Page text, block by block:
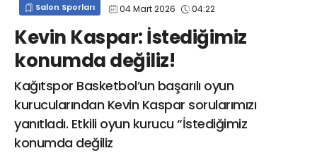
Salon Sporları 04 Mart 2026 04:22
Kevin Kaspar: İstediğimiz
konumda değiliz!
Kağıtspor Basketbol’un başarılı oyun
kurucularından Kevin Kaspar sorularımızı
yanıtladı. Etkili oyun kurucu “İstediğimiz
konumda değiliz
info@spor41.com